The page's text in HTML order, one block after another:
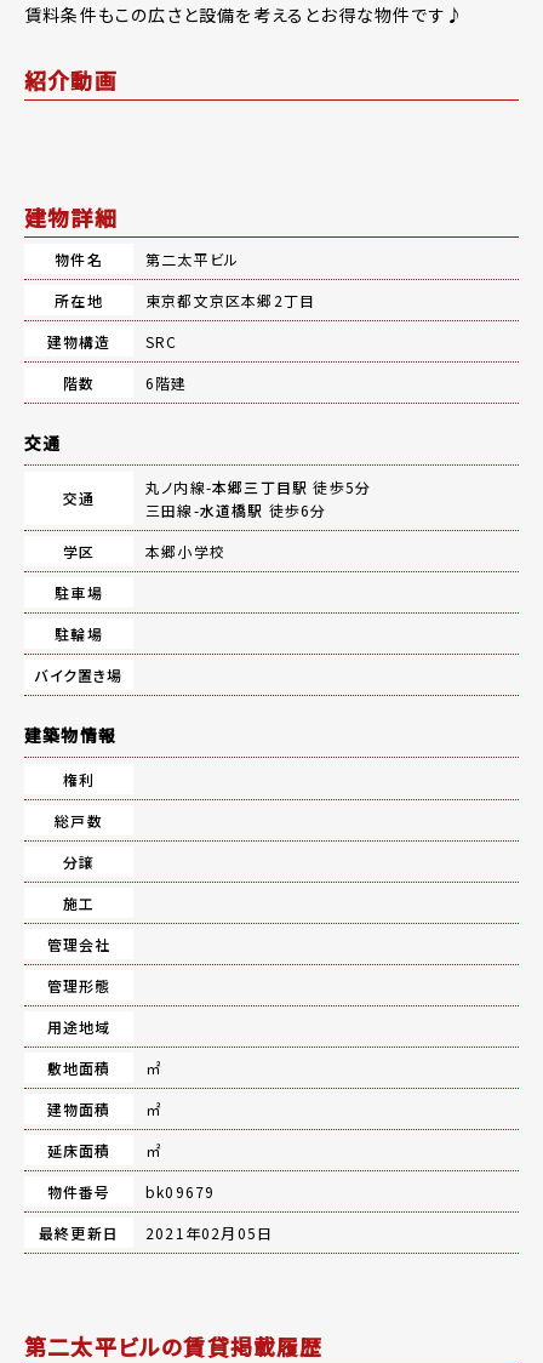
賃料条件もこの広さと設備を考えるとお得な物件です♪
紹介動画
建物詳細
物件名
第二太平ビル
所在地
東京都文京区本郷2丁目
建物構造
SRC
階数
6階建
交通
交通
丸ノ内線-本郷三丁目駅 徒歩5分
三田線-水道橋駅 徒歩6分
学区
本郷小学校
駐車場
駐輪場
バイク置き場
建築物情報
権利
総戸数
分譲
施工
管理会社
管理形態
用途地域
敷地面積
㎡
建物面積
㎡
延床面積
㎡
物件番号
bk09679
最終更新日
2021年02月05日
第二太平ビルの賃貸掲載履歴